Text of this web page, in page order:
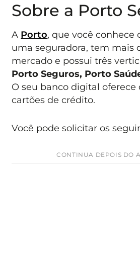
Sobre a Porto
A Porto, que você conhece
uma seguradora, tem mais
mercado e possui três
Porto Seguros, Porto
O seu banco digital
cartões de crédito.
Você pode solicitar os
CONTINUA DEPOIS DO